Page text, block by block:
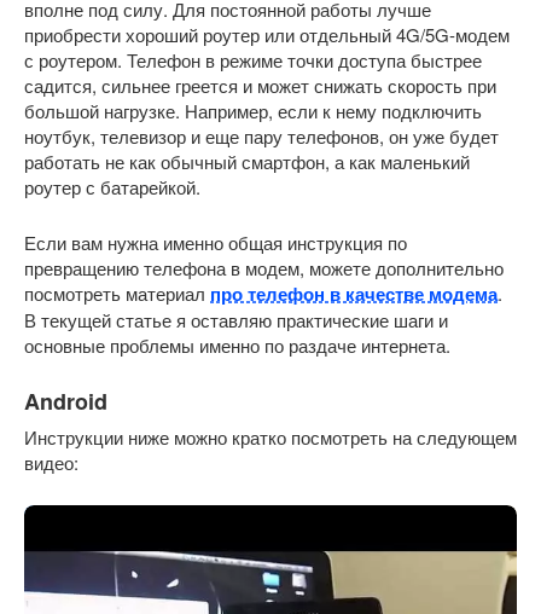
вполне под силу. Для постоянной работы лучше
приобрести хороший роутер или отдельный 4G/5G-модем
с роутером. Телефон в режиме точки доступа быстрее
садится, сильнее греется и может снижать скорость при
большой нагрузке. Например, если к нему подключить
ноутбук, телевизор и еще пару телефонов, он уже будет
работать не как обычный смартфон, а как маленький
роутер с батарейкой.
Если вам нужна именно общая инструкция по
превращению телефона в модем, можете дополнительно
посмотреть материал про телефон в качестве модема.
В текущей статье я оставляю практические шаги и
основные проблемы именно по раздаче интернета.
Android
Инструкции ниже можно кратко посмотреть на следующем
видео: